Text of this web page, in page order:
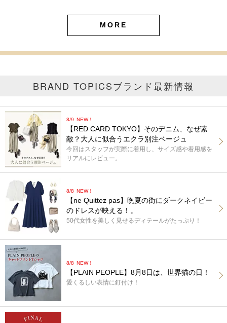
MORE
BRAND TOPICSブランド最新情報
8/9 NEW！
【RED CARD TOKYO】そのデニム、なぜ素
敵？大人に似合うエクラ別注ベージュ
今回はスタッフが実際に着用し、サイズ感や着用感を
リアルにレビュー。
8/8 NEW！
【ne Quittez pas】晩夏の街にダークネイビー
のドレスが映える！。
50代女性を美しく見せるディテールがたっぷり！
8/8 NEW！
【PLAIN PEOPLE】8月8日は、世界猫の日！
愛くるしい表情に釘付け！